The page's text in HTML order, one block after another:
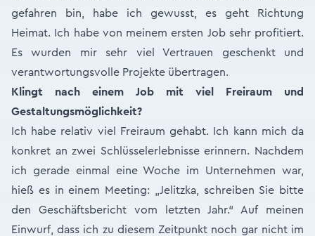
gefahren bin, habe ich gewusst, es geht Richtung
Heimat. Ich habe von meinem ersten Job sehr profitiert.
Es wurden mir sehr viel Vertrauen geschenkt und
verantwortungsvolle Projekte übertragen.
Klingt nach einem Job mit viel Freiraum und
Gestaltungsmöglichkeit?
Ich habe relativ viel Freiraum gehabt. Ich kann mich da
konkret an zwei Schlüsselerlebnisse erinnern. Nachdem
ich gerade einmal eine Woche im Unternehmen war,
hieß es in einem Meeting: „Jelitzka, schreiben Sie bitte
den Geschäftsbericht vom letzten Jahr.“ Auf meinen
Einwurf, dass ich zu diesem Zeitpunkt noch gar nicht im